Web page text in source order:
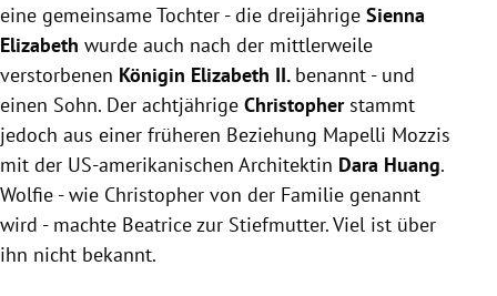
eine gemeinsame Tochter - die dreijährige Sienna
Elizabeth wurde auch nach der mittlerweile
verstorbenen Königin Elizabeth II. benannt - und
einen Sohn. Der achtjährige Christopherstammt
jedoch aus einer früheren Beziehung Mapelli Mozzis
mit der US-amerikanischen Architektin Dara Huang.
Wolfie - wie Christopher von der Familie genannt
wird - machte Beatrice zur Stiefmutter. Viel ist über
ihn nicht bekannt.